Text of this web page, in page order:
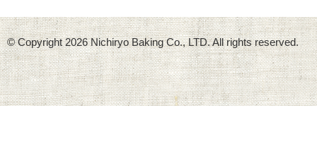
© Copyright2026 Nichiryo Baking Co., LTD. All rights reserved.